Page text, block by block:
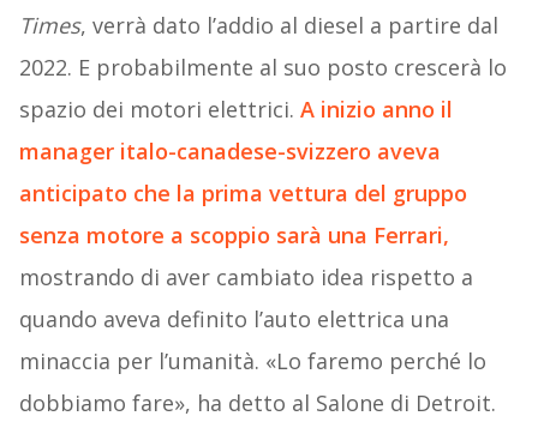
Times, verrà dato l’addio al diesel a partire dal
2022. E probabilmente al suo posto crescerà lo
spazio dei motori elettrici. A inizio anno il
manager italo-canadese-svizzero aveva
anticipato che la prima vettura del gruppo
senza motore a scoppio sarà una Ferrari,
mostrando di aver cambiato idea rispetto a
quando aveva definito l’auto elettrica una
minaccia per l’umanità. «Lo faremo perché lo
dobbiamo fare», ha detto al Salone di Detroit.